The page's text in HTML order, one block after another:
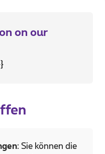
on our
: Sie können die